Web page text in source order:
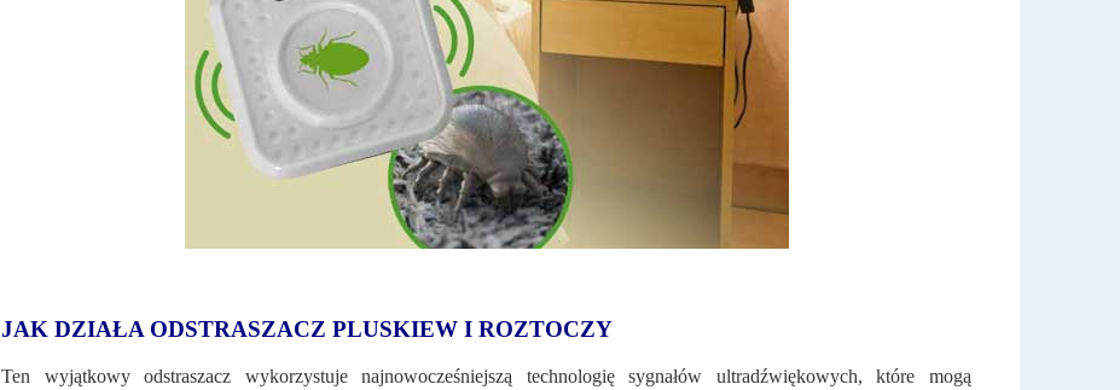
JAK DZIAŁA ODSTRASZACZ PLUSKIEW I ROZTOCZY
Ten wyjątkowy odstraszacz wykorzystuje najnowocześniejszą technologię sygnałów ultradźwiękowych, które mogą